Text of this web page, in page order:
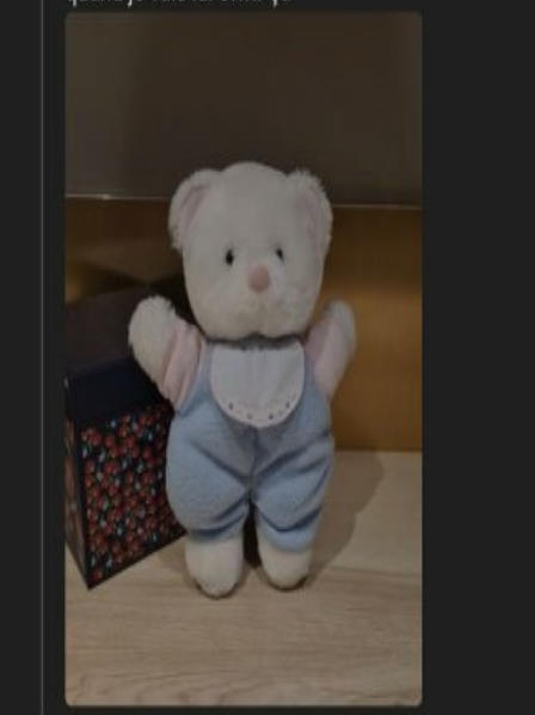
Votre nom
Ours en peluche blanc bleu et rose avec un bavoir
Envoyer mon message àBesançon
Mister Doudou facilite la mise en relation entre personnes ayant
perdu ou trouvé un doudou. Nous ne participons pas aux échanges
et ne garantissons pas le résultat.
Votre spécialiste du doudou perdu depuis 2007. Retrouvez le
compagnon de vos enfants parmi notre large sélection.
Navigation
Nos doudous
Mes favoris
Toutes les marques
Annonces doudous
Doudou perdu
Aide & FAQ